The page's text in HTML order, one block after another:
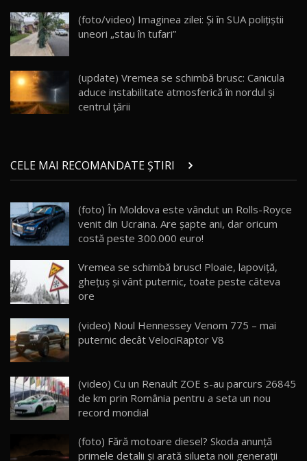
30:08
AutoBlog.MD
23:36
20
Noul ZEEKR 7X / Test Drive AutoBlog.MD
29:08
21
Micul BYD Dolphin Surf / Test Drive
AutoBlog.MD
16:59
22
Noua Mazda 6e / Test Drive AutoBlog.MD
26:59
23
Lynk & Co 01 / Test Drive AutoBlog.MD
25:19
24
ZEEKR 009: Cel mai Performant și Confortabil
Van Electric Testat în Moldova / AutoBlog.MD
26:38
25
mai Exclusiv și Puternic Defender Testat în
Moldova
32:21
AutoBlog.MD
10:57
(foto/video) Imaginea zilei: Și în SUA polițiștii
uneori „stau în tufari”
(update) Vremea se schimbă brusc: Canicula
aduce instabilitate atmosferică în nordul și
centrul țării
CELE MAI RECOMANDATE ȘTIRI
(foto) În Moldova este vândut un Rolls-Royce
venit din Ucraina. Are șapte ani, dar oricum
costă peste 300.000 euro!
Vremea se schimbă brusc! Ploaie, lapoviţă,
gheţuş şi vânt puternic, toate peste câteva
ore
(video) Noul Hennessey Venom 775 – mai
puternic decât VelociRaptor V8
(video) Cu un Renault ZOE s-au parcurs 26845
de km prin România pentru a seta un nou
record mondial
(foto) Fără motoare diesel? Skoda anunţă
primele detalii şi arată silueta noii generaţii